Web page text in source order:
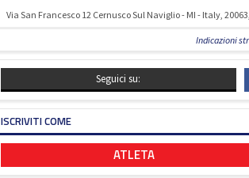
Via San Francesco 12 Cernusco Sul Naviglio - MI - Italy,
Indicazioni
Seguici su:
ISCRIVITI COME
ATLETA